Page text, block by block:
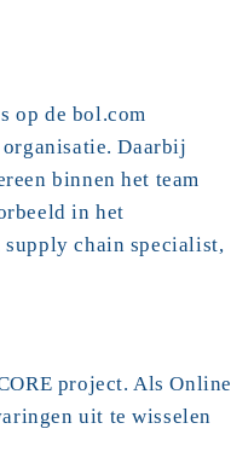
op de bol.com
Daarbij
binnen het team
in het
chain specialist,
project. Als Online
uit te wisselen